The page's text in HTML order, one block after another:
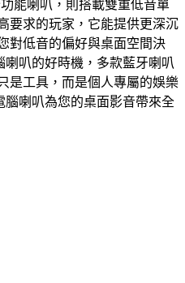
能喇叭，則搭載雙重低音單
要求的玩家，它能提供更深沉
對低音的偏好與桌面空間決
叭的好時機，多款藍牙喇叭
是工具，而是個人專屬的娛樂
喇叭為您的桌面影音帶來全